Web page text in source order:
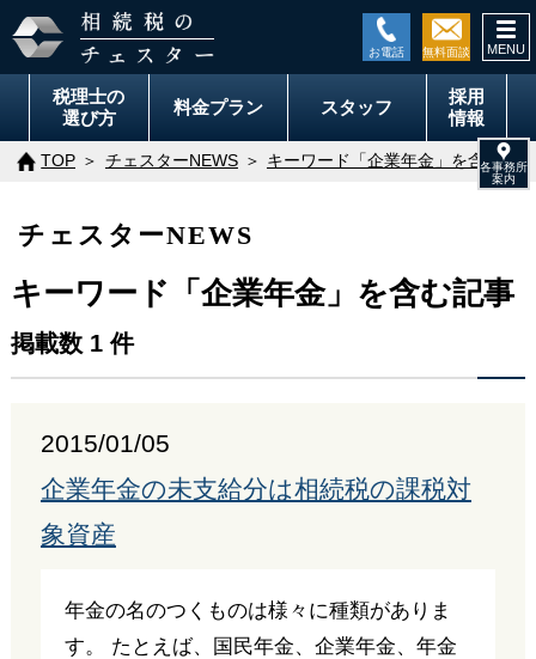
税理士の
選び方
料金プラン スタッフ
採用
情報
TOP チェスターNEWS キーワード「企業年金」を含む記事
チェスターNEWS
キーワード「企業年金」を含む記事
掲載数 1 件
2015/01/05
企業年金の未支給分は相続税の課税対
象資産
年金の名のつくものは様々に種類がありま
す。 たとえば、国民年金、企業年金、年金